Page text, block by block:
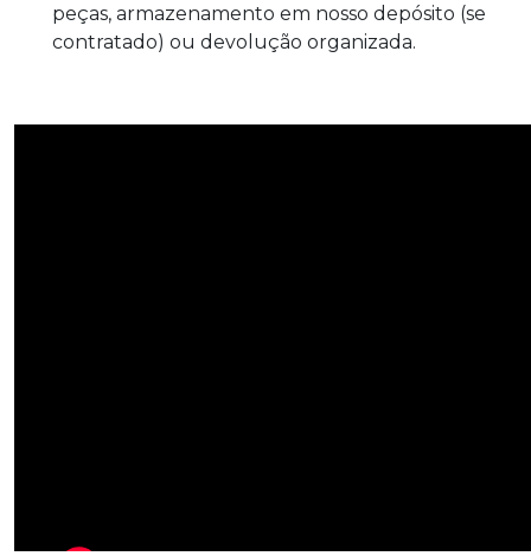
peças, armazenamento em nosso depósito (se
contratado) ou devolução organizada.